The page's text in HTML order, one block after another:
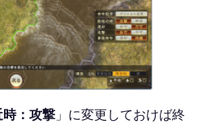
時：攻撃 」に変更しておけば終